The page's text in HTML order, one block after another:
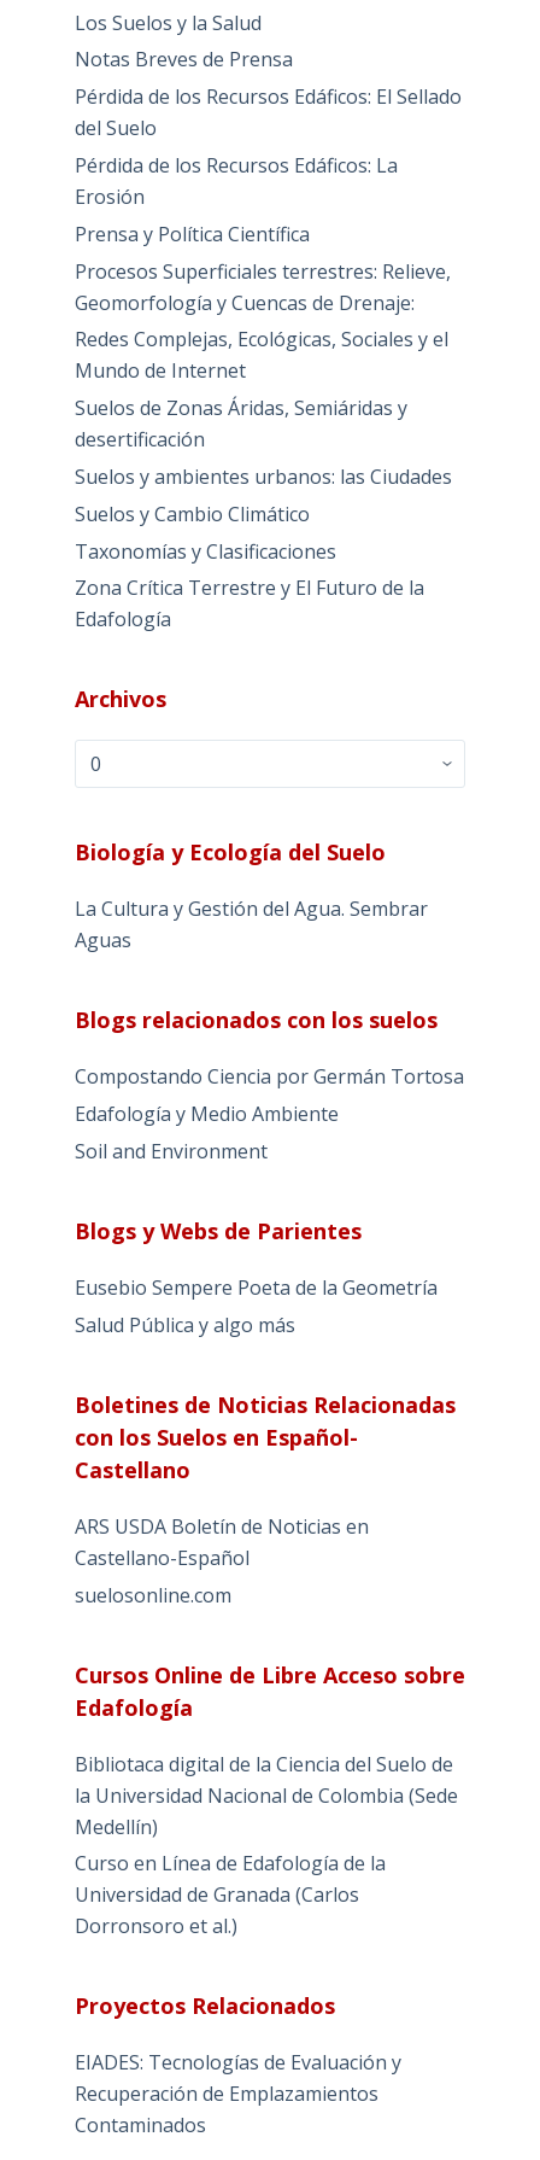
Los Suelos y la Salud
Notas Breves de Prensa
Pérdida de los Recursos Edáficos: El Sellado
del Suelo
Pérdida de los Recursos Edáficos: La
Erosión
Prensa y Política Científica
Procesos Superficiales terrestres: Relieve,
Geomorfología y Cuencas de Drenaje:
Redes Complejas, Ecológicas, Sociales y el
Mundo de Internet
Suelos de Zonas Áridas, Semiáridas y
desertificación
Suelos y ambientes urbanos: las Ciudades
Suelos y Cambio Climático
Taxonomías y Clasificaciones
Zona Crítica Terrestre y El Futuro de la
Edafología
Archivos
Archivos
Biología y Ecología del Suelo
La Cultura y Gestión del Agua. Sembrar
Aguas
Blogs relacionados con los suelos
Compostando Ciencia por Germán Tortosa
Edafología y Medio Ambiente
Soil and Environment
Blogs y Webs de Parientes
Eusebio Sempere Poeta de la Geometría
Salud Pública y algo más
Boletines de Noticias Relacionadas
con los Suelos en Español-
Castellano
ARS USDA Boletín de Noticias en
Castellano-Español
suelosonline.com
Cursos Online de Libre Acceso sobre
Edafología
Bibliotaca digital de la Ciencia del Suelo de
la Universidad Nacional de Colombia (Sede
Medellín)
Curso en Línea de Edafología de la
Universidad de Granada (Carlos
Dorronsoro et al.)
Proyectos Relacionados
EIADES: Tecnologías de Evaluación y
Recuperación de Emplazamientos
Contaminados